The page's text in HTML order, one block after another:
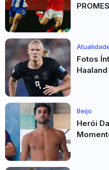
Fotos
Beijo
Herói